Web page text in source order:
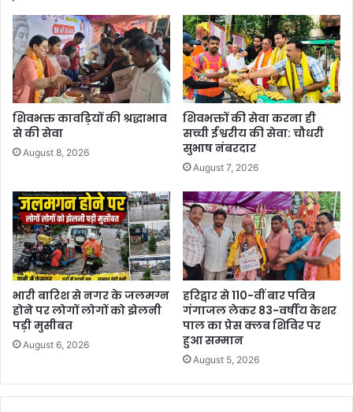
शिवभक्त कावड़ियों की श्रद्धाभाव
से की सेवा
August 8, 2026
शिवभक्तों की सेवा करना ही
सच्ची ईश्वरीय की सेवा: चौधरी
सुभाष नंबरदार
August 7, 2026
भारी बारिश से नगर के जलमग्न
होने पर लोगों लोगों को झेलनी
पड़ी मुसीबत
August 6, 2026
हरिद्वार से 110-वीं बार पवित्र
गंगाजल लेकर 83-वर्षीय केशर
पाल का प्रेस क्लब शिविर पर
हुआ सम्मान
August 5, 2026